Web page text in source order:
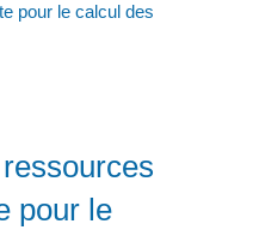
pour le calcul des
pour le